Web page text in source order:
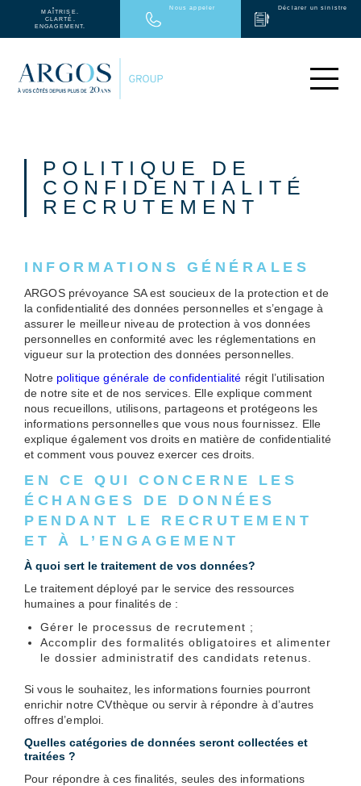
MAÎTRISE.
CLARTÉ.
ENGAGEMENT.
Nous appeler Déclarer un sinistre
MÉDICAL
ARGOS GROUP
PARTENAIRES
EN
POLITIQUE DE
CONFIDENTIALITÉ
RECRUTEMENT
INFORMATIONS GÉNÉRALES
ARGOS prévoyance SA est soucieux de la protection et de
la confidentialité des données personnelles et s’engage à
assurer le meilleur niveau de protection à vos données
personnelles en conformité avec les réglementations en
vigueur sur la protection des données personnelles.
Notre politique générale de confidentialité régit l’utilisation
de notre site et de nos services. Elle explique comment
nous recueillons, utilisons, partageons et protégeons les
informations personnelles que vous nous fournissez. Elle
explique également vos droits en matière de confidentialité
et comment vous pouvez exercer ces droits.
EN CE QUI CONCERNE LES
ÉCHANGES DE DONNÉES
PENDANT LE RECRUTEMENT
ET À L’ENGAGEMENT
À quoi sert le traitement de vos données?
Le traitement déployé par le service des ressources
humaines a pour finalités de :
Gérer le processus de recrutement ;
Accomplir des formalités obligatoires et alimenter
le dossier administratif des candidats retenus.
Si vous le souhaitez, les informations fournies pourront
enrichir notre CVthèque ou servir à répondre à d’autres
offres d’emploi.
Quelles catégories de données seront collectées et
traitées ?
Pour répondre à ces finalités, seules des informations